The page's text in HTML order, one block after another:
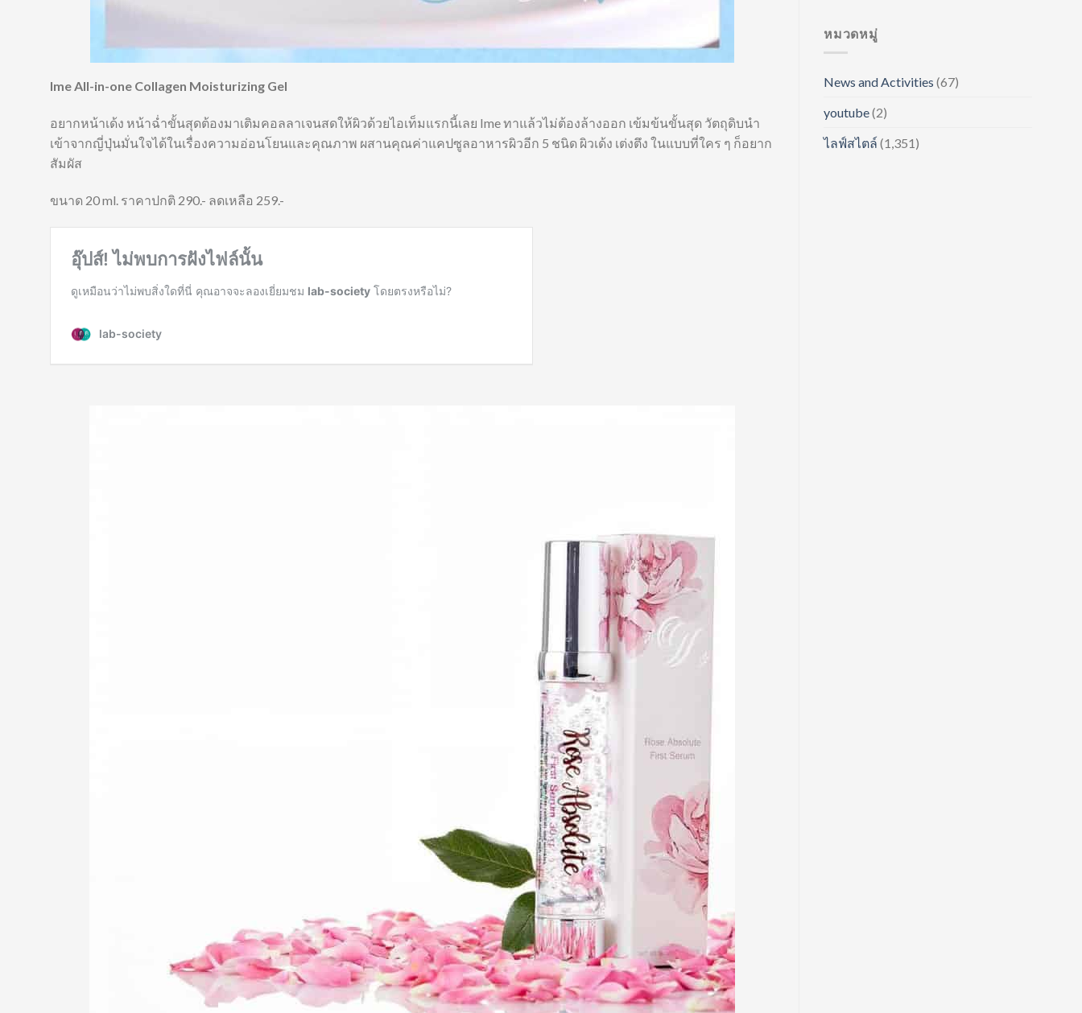
Ime All-in-one Collagen Moisturizing Gel
อยากหน้าเด้ง หน้าฉ่ำขั้นสุดต้องมาเติมคอลลาเจนสดให้ผิวด้วยไอเท็มแรกนี้เลย Ime ทาแล้วไม่ต้องล้างออก เข้มข้นขั้นสุด วัตถุดิบนำ
เข้าจากญี่ปุ่นมั่นใจได้ในเรื่องความอ่อนโยนและคุณภาพ ผสานคุณค่าแคปซูลอาหารผิวอีก 5 ชนิด ผิวเด้ง เต่งตึง ในแบบที่ใคร ๆ ก็อยาก
สัมผัส
ขนาด 20 ml. ราคาปกติ 290.- ลดเหลือ 259.-
หมวดหมู่
News and Activities (67)
youtube(2)
ไลฟ์สไตล์ (1,351)